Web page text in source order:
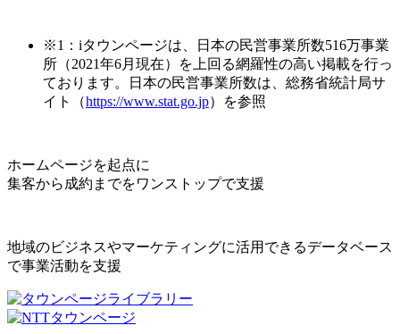
※1：iタウンページは、日本の民営事業所数516万事業
所（2021年6月現在）を上回る網羅性の高い掲載を行っ
ております。日本の民営事業所数は、総務省統計局サ
イト（https://www.stat.go.jp）を参照
ホームページを起点に
集客から成約までをワンストップで支援
地域のビジネスやマーケティングに活用できるデータベース
で事業活動を支援